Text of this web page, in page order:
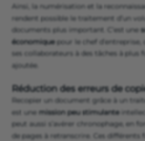
Ainsi, la numérisation et la
rendent possible le traitement d’un
documents plus important. C’est une
économiquepour le chef d’entreprise,
ses collaborateurs à des tâches à plus
ajoutée.
Réduction des erreurs de
Recopier un document grâce à un
est une mission peu stimulante
peut aussi s’avérer chronophage, en
de pages à retranscrire. Ces différents